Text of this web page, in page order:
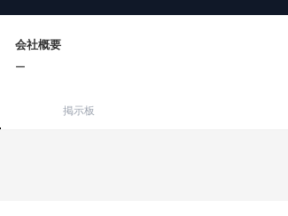
会社概要
ー
掲示板